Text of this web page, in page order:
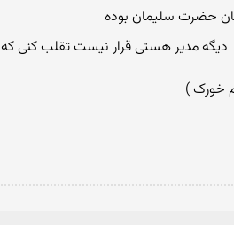
دیگه مدیر هستی قرار نیست تقلب کنی که